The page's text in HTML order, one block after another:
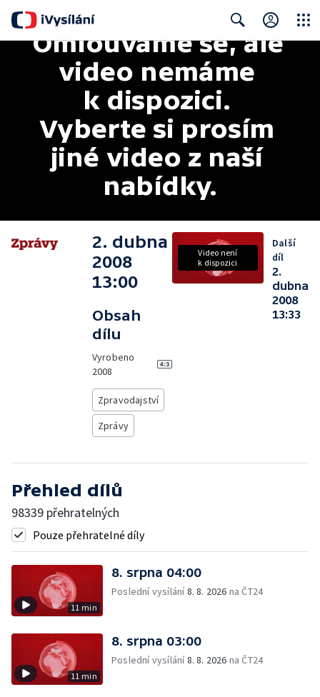
Search
Omlouváme se, ale
video nemáme
k dispozici.
Vyberte si prosím
jiné video z naší
nabídky.
2. dubna
2008
13:00
Obsah
dílu
Vyrobeno
2008
Zpravodajství
Zprávy
Video není
k dispozici
Další
díl
2.
dubna
2008
13:33
Přehled dílů
98339 přehratelných
Pouze přehratelné díly
11 min
8. srpna 04:00
Poslední vysílání8. 8. 2026 na ČT24
11 min
8. srpna 03:00
Poslední vysílání8. 8. 2026 na ČT24